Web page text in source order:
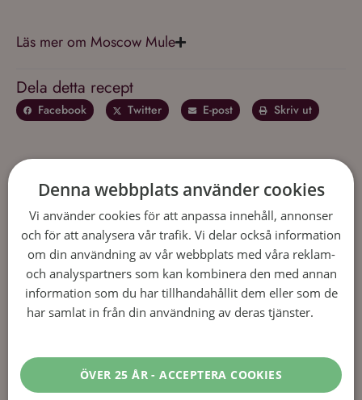
Läs mer om Moscow Mule
Dela detta recept
Facebook Twitter E-post Skriv ut
Användarrecensioner av Moscow
Mule
1 Recension Skriv en recension
Adam 2 år ago
Denna webbplats använder cookies
Vi använder cookies för att anpassa innehåll, annonser
och för att analysera vår trafik. Vi delar också information
om din användning av vår webbplats med våra reklam-
och analyspartners som kan kombinera den med annan
information som du har tillhandahållit dem eller som de
har samlat in från din användning av deras tjänster.
ÖVER 25 ÅR - ACCEPTERA COOKIES